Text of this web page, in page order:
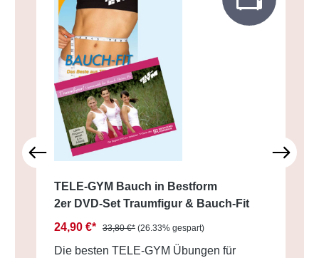
TELE-GYM Bauch in Bestform
2er DVD-Set Traumfigur & Bauch-Fit
24,90 €*
33,80 €* (26.33% gespart)
Die besten TELE-GYM Übungen für